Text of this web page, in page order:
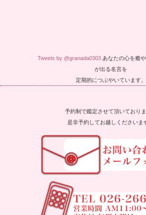
Tweets by @granada0303 あなたの心を癒
が出る名言を
定期的につぶやいています。
予約制で鑑定させて頂いておりま
是非予約してお越しくださいま